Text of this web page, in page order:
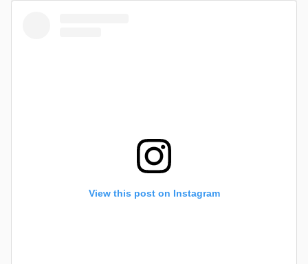
View this post on Instagram